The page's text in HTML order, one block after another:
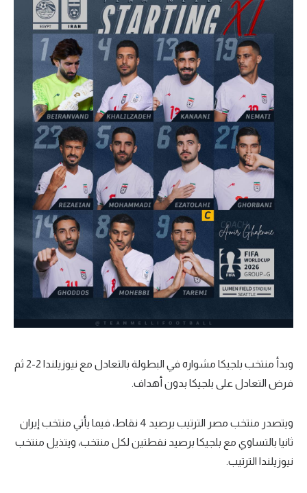
وبدأ منتخب بلجيكا مشواره في البطولة بالتعادل مع نيوزيلندا 2-2 ثم
فرض التعادل على بلجيكا بدون أهداف.
ويتصدر منتخب مصر الترتيب برصيد 4 نقاط، فيما يأتي منتخب إيران
ثانيا بالتساوي مع بلجيكا برصيد نقطتين لكل منتخب، ويتذيل منتخب
نيوزيلندا الترتيب.